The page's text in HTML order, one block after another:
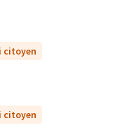
citoyen
citoyen